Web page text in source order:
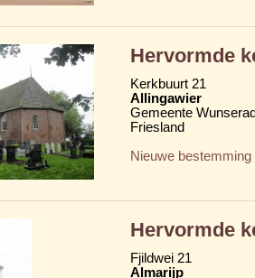
Hervormde
Kerkbuurt 21
Allingawier
Gemeente
Friesland
Nieuwe bestemming
Hervormde
Fjildwei 21
Almarijp